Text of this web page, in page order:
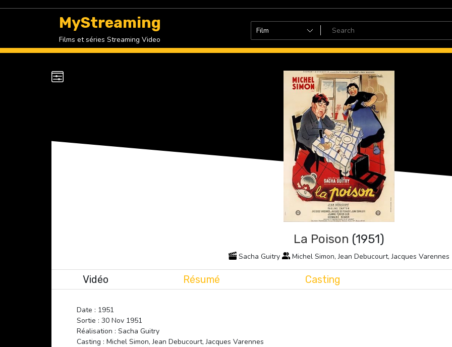
MyStreaming
Films et séries Streaming Video
La Poison (1951)
Sacha Guitry Michel Simon, Jean Debucourt, Jacques Varennes
Vidéo Résumé Casting
Date : 1951
Sortie : 30 Nov 1951
Réalisation : Sacha Guitry
Casting : Michel Simon, Jean Debucourt, Jacques Varennes